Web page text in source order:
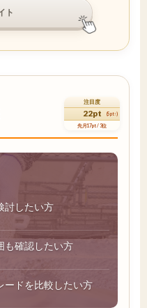
ト
注目度
22pt (5pt↑)
先月17pt / 3位
討したい方
も確認したい方
ードを比較したい方